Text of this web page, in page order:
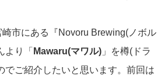
市にある『Novoru Brewing(ノボル
より「 Mawaru(マワル) 」を樽(ドラ
でご紹介したいと思います。前回は